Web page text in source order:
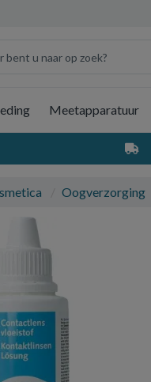
Meetapparatuur
Oogverzorging